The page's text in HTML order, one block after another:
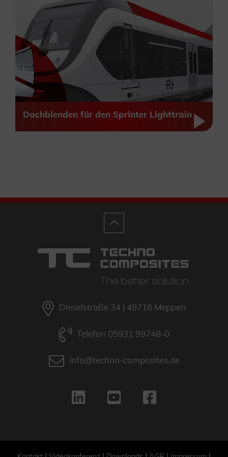
Dachblenden für den Sprinter Lighttrain
Dieselstraße 34 | 49716 Meppen
Telefon 05931 99748-0
info@techno-composites.de